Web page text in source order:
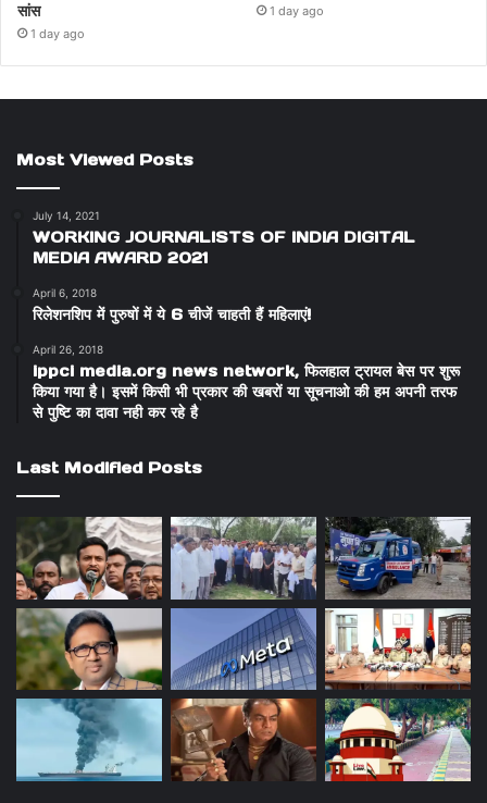
सांस
1 day ago
1 day ago
Most Viewed Posts
July 14, 2021
WORKING JOURNALISTS OF INDIA DIGITAL
MEDIA AWARD 2021
April 6, 2018
रिलेशनशिप में पुरुषों में ये 6 चीजें चाहती हैं महिलाएं!
April 26, 2018
ippci media.org news network, फिलहाल ट्रायल बेस पर शुरू
किया गया है। इसमें किसी भी प्रकार की खबरों या सूचनाओ की हम अपनी तरफ
से पुष्टि का दावा नही कर रहे है
Last Modified Posts